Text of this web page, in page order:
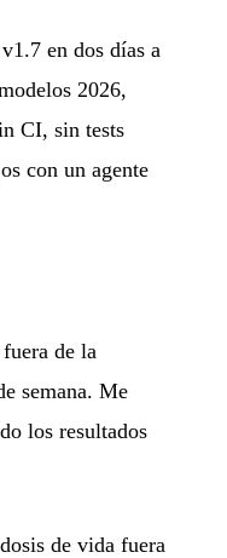
en dos días a
2026,
CI, sin tests
con un agente
de la
semana. Me
los resultados
de vida fuera